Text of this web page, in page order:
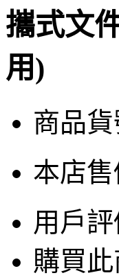
攜式文
用)
商品貨
本店售
用戶評
購買